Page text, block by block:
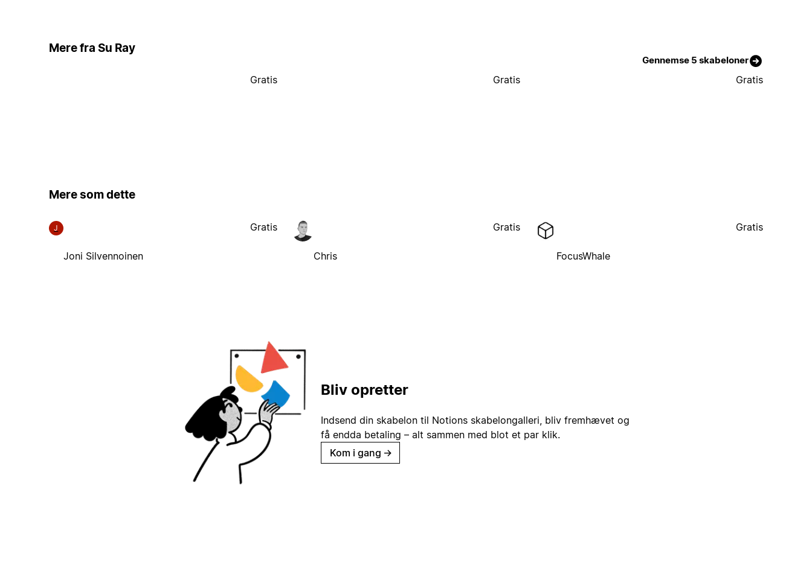
Mere fra Su Ray
Gennemse 5 skabeloner
Gratis Gratis Gratis
Mere som dette
J
Joni Silvennoinen
Gratis
Chris
Gratis
FocusWhale
Gratis
Bliv opretter
Indsend din skabelon til Notions skabelongalleri, bliv fremhævet og
få endda betaling – alt sammen med blot et par klik.
Kom i gang →